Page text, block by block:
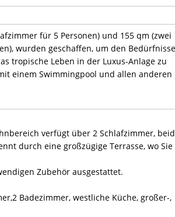
für 5 Personen) und 155 qm (zwei
wurden geschaffen, um den
tropische Leben in der Luxus-Anlage zu
einem Swimmingpool und allen anderen
verfügt über 2 Schlafzimmer,
durch eine großzügige Terrasse, wo Sie
Zubehör ausgestattet.
Badezimmer, westliche Küche, großer-,